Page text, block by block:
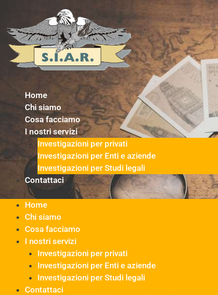
contenuto
Home
Chi siamo
Cosa facciamo
I nostri servizi
Investigazioni per privati
Investigazioni per Enti e aziende
Investigazioni per Studi legali
Contattaci
Home
Chi siamo
Cosa facciamo
I nostri servizi
Investigazioni per privati
Investigazioni per Enti e aziende
Investigazioni per Studi legali
Contattaci